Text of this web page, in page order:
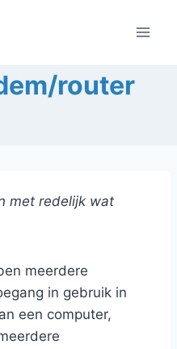
router
met redelijk wat
meerdere
in gebruik in
een computer,